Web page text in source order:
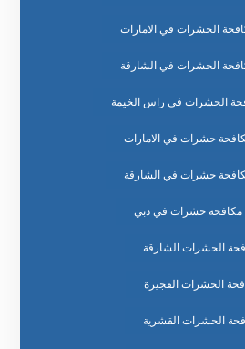
الحشرات في الامارات
الحشرات في الشارقة
الحشرات في راس الخيمة
حشرات في الامارات
حشرات في الشارقة
مكافحة حشرات في دبي
الحشرات الشارقة
الحشرات الفجيرة
الحشرات القشرية